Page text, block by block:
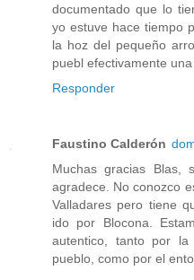
documentado que lo
yo estuve hace tiempo
la hoz del pequeño
puebl efectivamente
Responder
Faustino Calderón
Muchas gracias Blas,
agradece. No conozco
Valladares pero tiene
ido por Blocona.
autentico, tanto por
pueblo, como por el